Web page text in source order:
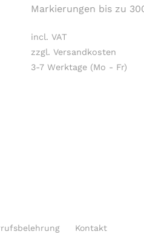
Markierungen bis zu
incl. VAT
zzgl. Versandkosten
3-7 Werktage (Mo - Fr)
Kontakt